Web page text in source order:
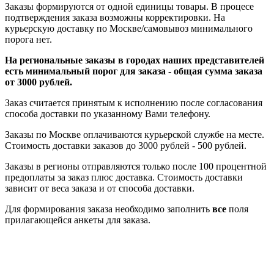
Заказы формируются от одной единицы товары. В процесе
подтверждения заказа возможны корректировки. На
курьерскую доставку по Москве/самовывоз минимального
порога нет.
На региональные заказы в городах наших представителей
есть минимальный порог для заказа - общая сумма заказа
от 3000 рублей.
Заказ считается принятым к исполнению после согласования
способа доставки по указанному Вами телефону.
Заказы по Москве оплачиваются курьерской службе на месте.
Стоимость доставки заказов до 3000 рублей - 500 рублей.
Заказы в регионы отправляются только после 100 процентной
предоплаты за заказ плюс доставка. Стоимость доставки
зависит от веса заказа и от способа доставки.
Для формирования заказа необходимо заполнить все поля
прилагающейся анкеты для заказа.